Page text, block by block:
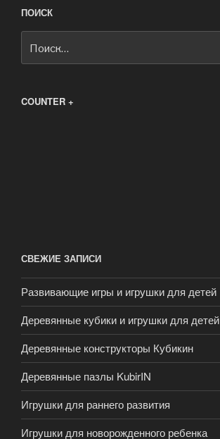
ПОИСК
COUNTER +
СВЕЖИЕ ЗАПИСИ
Развивающие игры и игрушки для детей
Деревянные кубики и игрушки для детей
Деревянные конструкторы Кубикин
Деревянные пазлы KubirIN
Игрушки для раннего развития
Игрушки для новорожденного ребенка